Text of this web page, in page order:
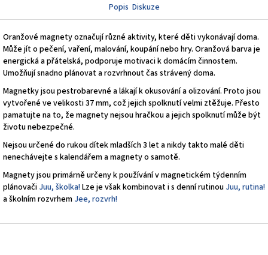
Popis Diskuze
Oranžové magnety označují různé aktivity, které děti vykonávají doma.
Může jít o pečení, vaření, malování, koupání nebo hry. Oranžová barva je
energická a přátelská, podporuje motivaci k domácím činnostem.
Umožňují snadno plánovat a rozvrhnout čas strávený doma.
Magnetky jsou pestrobarevné a lákají k okusování a olizování. Proto jsou
vytvořené ve velikosti 37 mm, což jejich spolknutí velmi ztěžuje. Přesto
pamatujte na to, že magnety nejsou hračkou a jejich spolknutí může být
životu nebezpečné.
Nejsou určené do rukou dítek mladších 3 let a nikdy takto malé děti
nenechávejte s kalendářem a magnety o samotě.
Magnety jsou primárně určeny k používání v magnetickém týdenním
plánovači Juu, školka!Lze je však kombinovat i s denní rutinou Juu, rutina!
a školním rozvrhem Jee, rozvrh!